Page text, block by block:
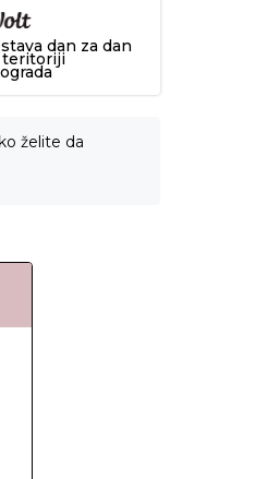
dan za dan
teritoriji
želite da